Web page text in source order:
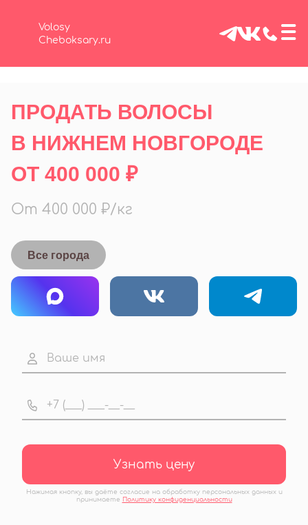
Volosy
Cheboksary.ru
≡
ПРОДАТЬ ВОЛОСЫ
В НИЖНЕМ НОВГОРОДЕ
ОТ 400 000 ₽
От 400 000 ₽/кг
Все города
Узнать цену
Нажимая кнопку, вы даёте согласие на обработку персональных данных и
принимаете Политику конфиденциальности